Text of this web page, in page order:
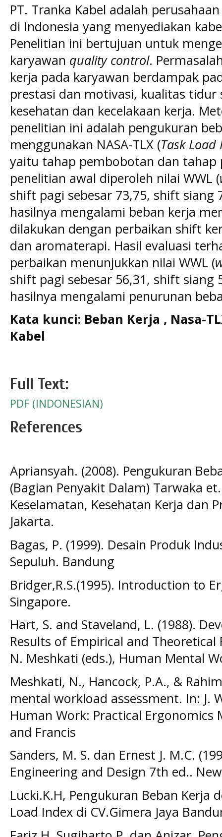
PT. Tranka Kabel adalah
di Indonesia yang menyediakan
Penelitian ini bertujuan untuk
karyawan quality control.
kerja pada karyawan berdampak
prestasi dan motivasi, kualitas
kesehatan dan kecelakaan kerja.
penelitian ini adalah pengukuran
menggunakan NASA-TLX (Task Load
yaitu tahap pembobotan dan tahap
penelitian awal diperoleh nilai WWL (
shift pagi sebesar 73,75, shift siang
hasilnya mengalami beban kerja
dilakukan dengan perbaikan shift
dan aromaterapi. Hasil evaluasi
perbaikan menunjukkan nilai WWL (
shift pagi sebesar 56,31, shift siang
hasilnya mengalami penurunan
Kata kunci: Beban Kerja , Nasa-
Kabel
Full Text:
PDF (INDONESIAN)
References
Apriansyah. (2008). Pengukuran
(Bagian Penyakit Dalam) Tarwaka
Keselamatan, Kesehatan Kerja dan
Jakarta.
Bagas, P. (1999). Desain Produk
Sepuluh. Bandung
Bridger,R.S.(1995). Introduction to
Singapore.
Hart, S. and Staveland, L. (1988).
Results of Empirical and Theoretical
N. Meshkati (eds.), Human Mental
Meshkati, N., Hancock, P.A., &
mental workload assessment. In: J.
Human Work: Practical
and Francis
Sanders, M. S. dan Ernest J. M.C.
Engineering and Design 7th ed..
Lucki.K.H, Pengukuran Beban Kerja
Load Index di CV.Gimera Jaya